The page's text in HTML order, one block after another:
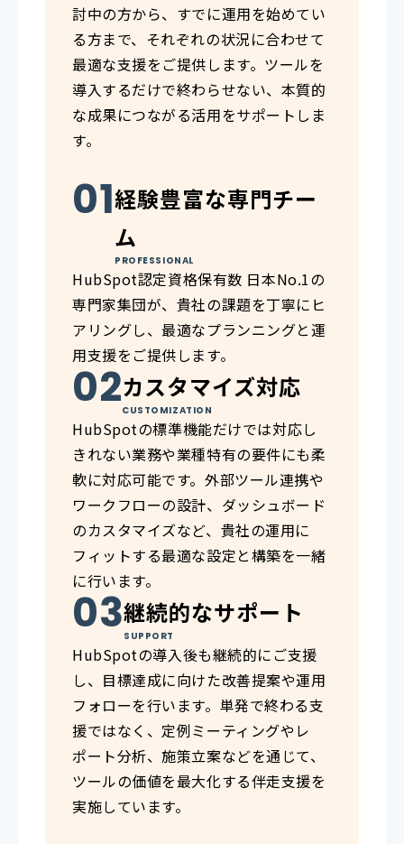
討中の方から、すでに運用を始めてい
る方まで、それぞれの状況に合わせて
最適な支援をご提供します。ツールを
導入するだけで終わらせない、本質的
な成果につながる活用をサポートしま
す。
経験豊富な専門チー
ム
PROFESSIONAL
HubSpot認定資格保有数 日本No.1の
専門家集団が、貴社の課題を丁寧にヒ
アリングし、最適なプランニングと運
用支援をご提供します。
カスタマイズ対応
CUSTOMIZATION
HubSpotの標準機能だけでは対応し
きれない業務や業種特有の要件にも柔
軟に対応可能です。外部ツール連携や
ワークフローの設計、ダッシュボード
のカスタマイズなど、貴社の運用に
フィットする最適な設定と構築を一緒
に行います。
継続的なサポート
SUPPORT
HubSpotの導入後も継続的にご支援
し、目標達成に向けた改善提案や運用
フォローを行います。単発で終わる支
援ではなく、定例ミーティングやレ
ポート分析、施策立案などを通じて、
ツールの価値を最大化する伴走支援を
実施しています。